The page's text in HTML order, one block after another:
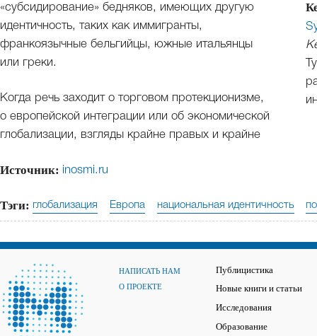
«субсидирование» бедняков, имеющих другую
идентичность, таких как иммигранты,
франкоязычные бельгийцы, южные итальянцы
или греки.
Когда речь заходит о торговом протекционизме,
о европейской интеграции или об экономической
глобализации, взгляды крайне правых и крайне
Источник: inosmi.ru
Тэги: глобализация Европа национальная идентичность
НАПИСАТЬ НАМ
О ПРОЕКТЕ
Публицистика
Новые книги и статьи
Исследования
Образование